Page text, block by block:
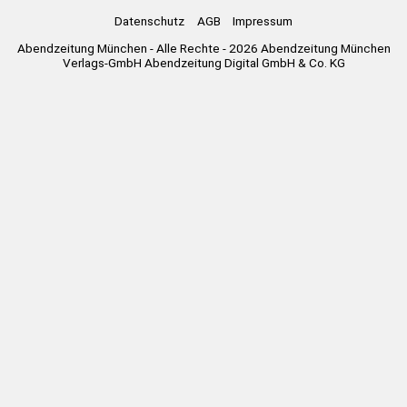
Datenschutz AGB
Impressum
Abendzeitung München - Alle Rechte - 2026 Abendzeitung München
Verlags-GmbH Abendzeitung Digital GmbH & Co. KG